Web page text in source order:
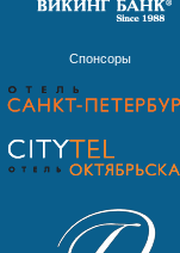
Спонсоры